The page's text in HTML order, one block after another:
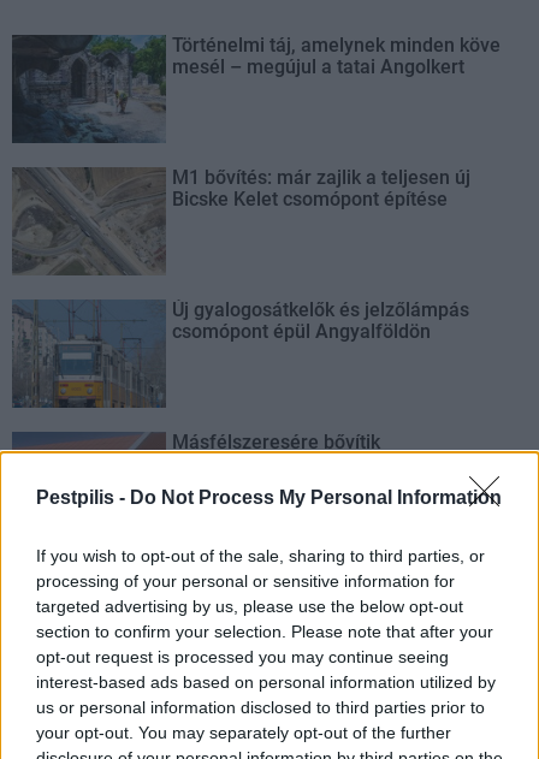
Pestpilis - Do Not Process My Personal Information
If you wish to opt-out of the sale, sharing to third parties, or
processing of your personal or sensitive information for
targeted advertising by us, please use the below opt-out
section to confirm your selection. Please note that after your
opt-out request is processed you may continue seeing
interest-based ads based on personal information utilized by
us or personal information disclosed to third parties prior to
your opt-out. You may separately opt-out of the further
Történelmi táj, amelynek minden köve
mesél – megújul a tatai Angolkert
M1 bővítés: már zajlik a teljesen új
Bicske Kelet csomópont építése
Új gyalogosátkelők és jelzőlámpás
csomópont épül Angyalföldön
Másfélszeresére bővítik
iskoláját
AJÁNLJUK MÉG